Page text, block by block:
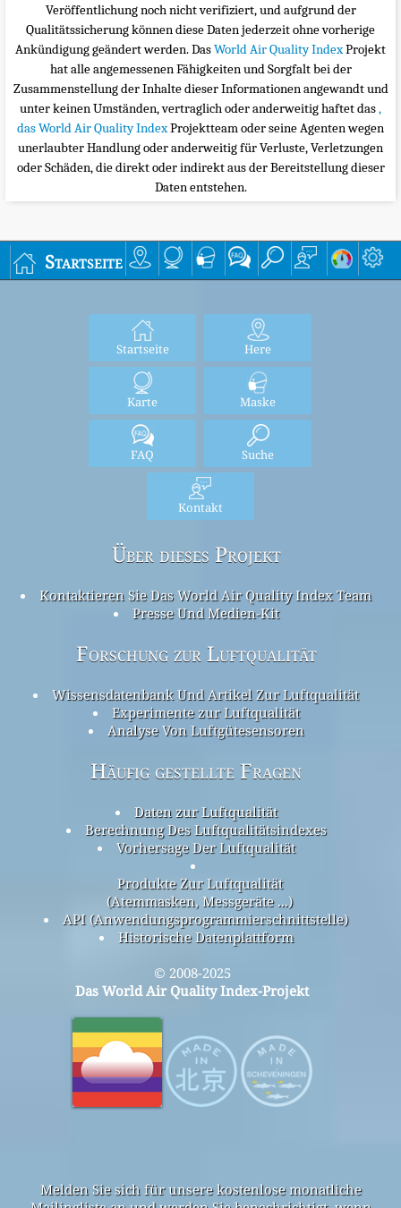
Veröffentlichung noch nicht verifiziert, und aufgrund der
Qualitätssicherung können diese Daten jederzeit ohne vorherige
Ankündigung geändert werden. DasWorld Air Quality IndexProjekt
hat alle angemessenen Fähigkeiten und Sorgfalt bei der
Zusammenstellung der Inhalte dieser Informationen angewandt und
unter keinen Umständen, vertraglich oder anderweitig haftet das,
das World Air Quality IndexProjektteam oder seine Agenten wegen
unerlaubter Handlung oder anderweitig für Verluste, Verletzungen
oder Schäden, die direkt oder indirekt aus der Bereitstellung dieser
Daten entstehen.
Startseite
Startseite Here
Karte Maske
FAQ Suche
Kontakt
Über dieses Projekt
Kontaktieren Sie Das World Air Quality Index Team
Presse Und Medien-Kit
Forschung zur Luftqualität
Wissensdatenbank Und Artikel Zur Luftqualität
Experimente zur Luftqualität
Analyse Von Luftgütesensoren
Häufig gestellte Fragen
Daten zur Luftqualität
Berechnung Des Luftqualitätsindexes
Vorhersage Der Luftqualität
Produkte Zur Luftqualität
(Atemmasken, Messgeräte ...)
API (Anwendungsprogrammierschnittstelle)
Historische Datenplattform
© 2008-2025
Das World Air Quality Index-Projekt
Melden Sie sich für unsere kostenlose monatliche